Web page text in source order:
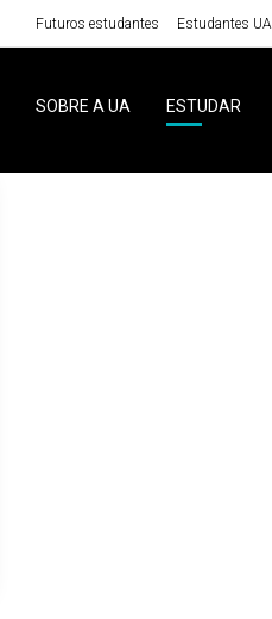
Futuros estudantes Estudantes UA
SOBRE A UA ESTUDAR